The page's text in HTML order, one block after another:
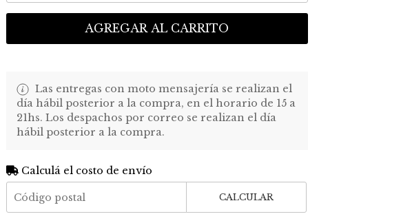
AGREGAR AL CARRITO
Las entregas con moto mensajería se realizan el
día hábil posterior a la compra, en el horario de 15 a
21hs. Los despachos por correo se realizan el día
hábil posterior a la compra.
Calculá el costo de envío
CALCULAR